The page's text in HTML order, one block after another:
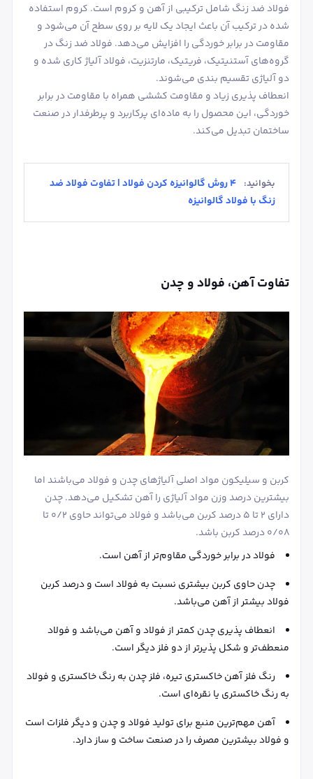
فولاد ضد زنگ شامل ترکیبی از آهن و کروم است. کروم استفاده
شده در ترکیب آن باعث ایجاد یک لایه بر روی سطح آن می‌شود و
مقاومت در برابر خوردگی را افزایش می‌دهد. فولاد ضد زنگ در
گروه‌های آستنیتیک، فریتیک، مارتنزیت، فولاد آلیاژ کاری شده و
دو آلیاژی تقسیم بندی می‌شوند.
انعطاف پذیری زیاد و مقاومت کششی همراه با مقاومت در برابر
خوردگی، این محصول را به ماده‌ای پرکاربرد و پرطرفدار در صنعت
ساختمان تبدیل می‌کند.
بخوانید:
4 روش گالوانیزه کردن فولاد | تفاوت فولاد ضد
زنگ با فولاد گالوانیزه
تفاوت آهن، فولاد و چدن
کربن و سیلیکون مواد اصلی آلیاژهای چدن و فولاد می‌باشند اما
بیشترین درصد وزن مواد آلیاژی را آهن تشکیل می‌دهد. چدن
دارای 2 تا 5 درصد کربن می‌باشد و فولاد می‌تواند حاوی 0/2 تا
0/08 درصد کربن باشد.
فولاد در برابر خوردگی مقاوم‌تر از آهن است.
چدن حاوی کربن بیشتری نسبت به فولاد است و درصد کربن
فولاد بیشتر از آهن می‌باشد.
انعطاف پذیری چدن کمتر از فولاد و آهن می‌باشد و فولاد
منعطف‌تر و شکل پذیرتر از دو فلز دیگر است.
رنگ فلز آهن خاکستری تیره، فلز چدن به رنگ خاکستری و فولاد
به رنگ خاکستری یا نقره‌ای است.
آهن مهم‌ترین منبع برای تولید فولاد و چدن و دیگر فلزات است
و فولاد بیشترین مصرف را در صنعت ساخت و ساز دارد.